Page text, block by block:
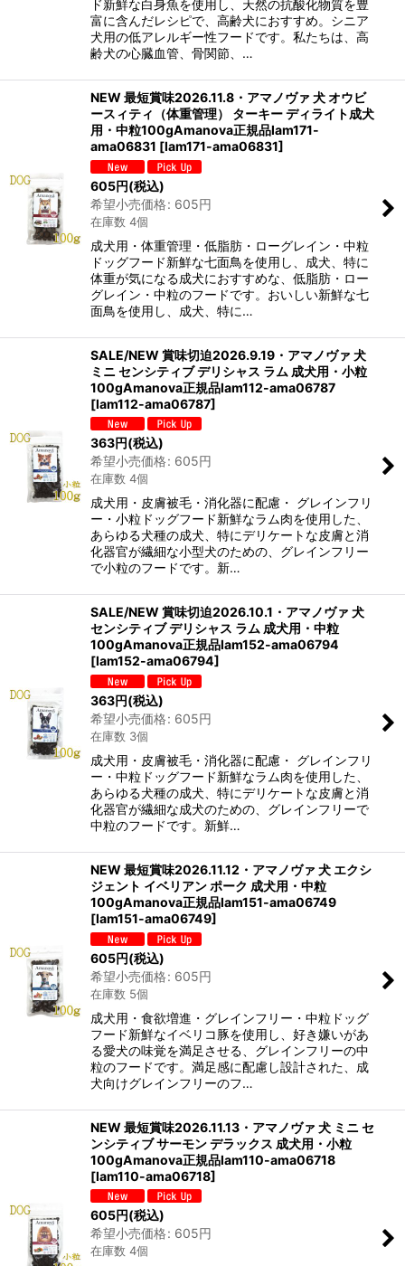
ド新鮮な白身魚を使用し、天然の抗酸化物質を豊
富に含んだレシピで、高齢犬におすすめ。シニア
犬用の低アレルギー性フードです。私たちは、高
齢犬の心臓血管、骨関節、…
NEW 最短賞味2026.11.8・アマノヴァ 犬 オウビ
ースィティ（体重管理） ターキー ディライト成犬
用・中粒100gAmanova正規品lam171-
ama06831 [lam171-ama06831]
605円(税込)
希望小売価格: 605円
在庫数 4個
成犬用・体重管理・低脂肪・ローグレイン・中粒
ドッグフード新鮮な七面鳥を使用し、成犬、特に
体重が気になる成犬におすすめな、低脂肪・ロー
グレイン・中粒のフードです。おいしい新鮮な七
面鳥を使用し、成犬、特に…
SALE/NEW 賞味切迫2026.9.19・アマノヴァ 犬
ミニ センシティブ デリシャス ラム 成犬用・小粒
100gAmanova正規品lam112-ama06787
[lam112-ama06787]
363円(税込)
希望小売価格: 605円
在庫数 4個
成犬用・皮膚被毛・消化器に配慮・ グレインフリ
ー・小粒ドッグフード新鮮なラム肉を使用した、
あらゆる犬種の成犬、特にデリケートな皮膚と消
化器官が繊細な小型犬のための、グレインフリー
で小粒のフードです。新…
SALE/NEW 賞味切迫2026.10.1・アマノヴァ 犬
センシティブ デリシャス ラム 成犬用・中粒
100gAmanova正規品lam152-ama06794
[lam152-ama06794]
363円(税込)
希望小売価格: 605円
在庫数 3個
成犬用・皮膚被毛・消化器に配慮・ グレインフリ
ー・中粒ドッグフード新鮮なラム肉を使用した、
あらゆる犬種の成犬、特にデリケートな皮膚と消
化器官が繊細な成犬のための、グレインフリーで
中粒のフードです。新鮮…
NEW 最短賞味2026.11.12・アマノヴァ 犬 エクシ
ジェント イベリアン ポーク 成犬用・中粒
100gAmanova正規品lam151-ama06749
[lam151-ama06749]
605円(税込)
希望小売価格: 605円
在庫数 5個
成犬用・食欲増進・グレインフリー・中粒ドッグ
フード新鮮なイベリコ豚を使用し、好き嫌いがあ
る愛犬の味覚を満足させる、グレインフリーの中
粒のフードです。満足感に配慮し設計された、成
犬向けグレインフリーのフ…
NEW 最短賞味2026.11.13・アマノヴァ 犬 ミニ セ
ンシティブ サーモン デラックス 成犬用・小粒
100gAmanova正規品lam110-ama06718
[lam110-ama06718]
605円(税込)
希望小売価格: 605円
在庫数 4個